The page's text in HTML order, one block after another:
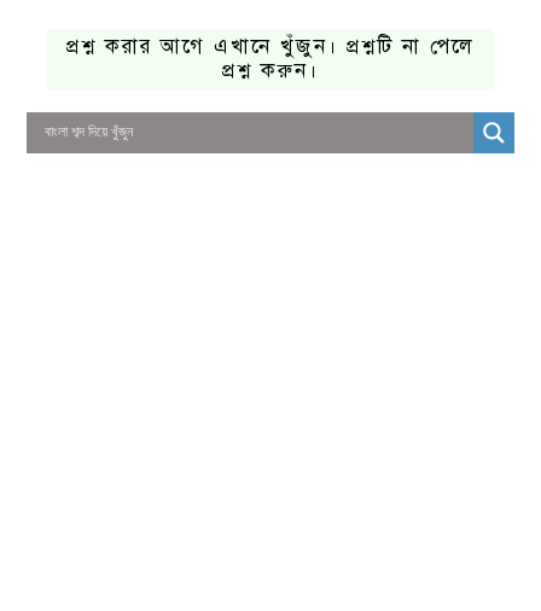
প্রশ্ন করার আগে এখানে খুঁজুন। প্রশ্নটি না পেলে
প্রশ্ন করুন।